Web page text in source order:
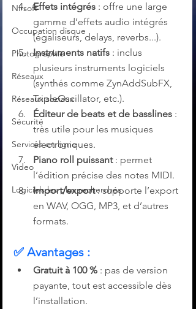
Nirsoft
Occupation disque
Photographie
Réseaux
Réseaux sociaux
Sécurité
Services en ligne
Video
Logiciels les plus recherchés
Effets intégrés : offre une large
gamme d’effets audio intégrés
(égaliseurs, delays, reverbs...).
Instruments natifs : inclus
plusieurs instruments logiciels
(synthés comme ZynAddSubFX,
TripleOscillator, etc.).
Éditeur de beats et de basslines :
très utile pour les musiques
électroniques.
Piano roll puissant : permet
l’édition précise des notes MIDI.
Import/export : supporte l’export
en WAV, OGG, MP3, et d’autres
formats.
✅ Avantages :
Gratuit à 100 % : pas de version
payante, tout est accessible dès
l’installation.